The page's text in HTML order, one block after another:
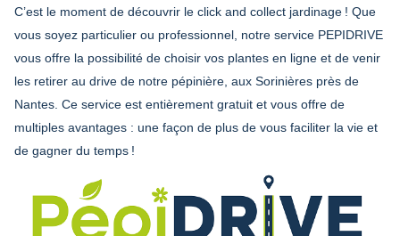
C’est le moment de découvrir le click and collect jardinage ! Que
vous soyez particulier ou professionnel, notre service PEPIDRIVE
vous offre la possibilité de choisir vos plantes en ligne et de venir
les retirer au drive de notre pépinière, aux Sorinières près de
Nantes. Ce service est entièrement gratuit et vous offre de
multiples avantages : une façon de plus de vous faciliter la vie et
de gagner du temps !